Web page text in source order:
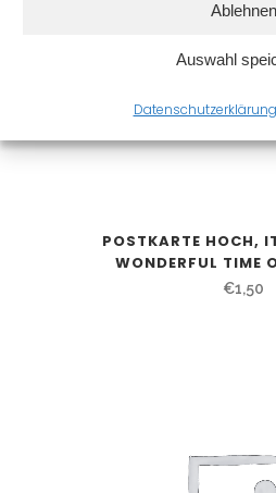
Ablehnen
Auswahl
Datenschutzerklärung
POSTKARTE HOCH,
WONDERFUL TIME
€1,50